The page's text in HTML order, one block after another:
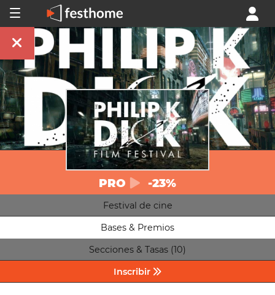
PRO -23%
Festival de cine
Bases & Premios
Secciones & Tasas (10)
Inscribir